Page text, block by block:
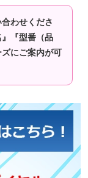
わせくださ
『型番（品
にご案内が可